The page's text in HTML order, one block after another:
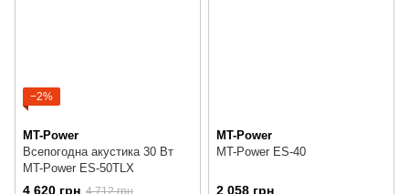
−2%
MT-Power
Всепогодна акустика 30 Вт
MT-Power ES-50TLX
4 620 грн 4 712 грн
MT-Power
MT-Power ES-40
2 058 грн